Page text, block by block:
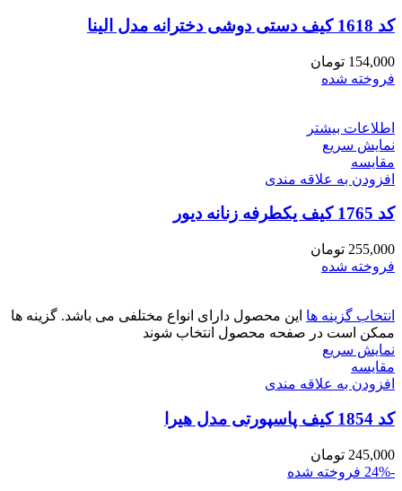
کد 1618 کیف دستی دوشی دخترانه مدل الینا
154,000 تومان
فروخته شده
اطلاعات بیشتر
نمایش سریع
مقايسه
افزودن به علاقه مندی
کد 1765 کیف یکطرفه زنانه دیور
255,000 تومان
فروخته شده
انتخاب گزینه ها این محصول دارای انواع مختلفی می باشد. گزینه ها
ممکن است در صفحه محصول انتخاب شوند
نمایش سریع
مقايسه
افزودن به علاقه مندی
کد 1854 کیف پاسپورتی مدل هیرا
245,000 تومان
-24%
فروخته شده